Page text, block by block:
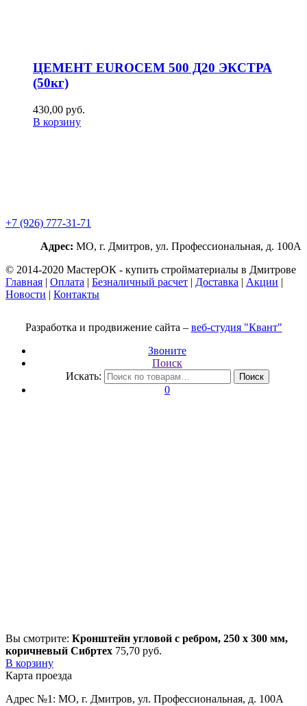
ЦЕМЕНТ EUROCEM 500 Д20 ЭКСТРА
(50кг)
430,00 руб.
В корзину
+7 (926) 777-31-71
Адрес: МО, г. Дмитров, ул. Профессиональная, д. 100А
© 2014-2020 МастерОК - купить стройматериалы в Дмитрове
Главная | Оплата | Безналичный расчет | Доставка | Акции |
Новости | Контакты
Разработка и продвижение сайта – веб-студия "Квант"
Звоните
Поиск
Искать:
Поиск
0
Вы смотрите: Кронштейн угловой с ребром, 250 х 300 мм,
коричневый Сибртех 75,70 руб.
В корзину
Карта проезда
Адрес №1: МО, г. Дмитров, ул. Профессиональная, д. 100А